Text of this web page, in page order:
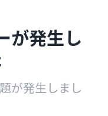
が発生し
が発生しまし